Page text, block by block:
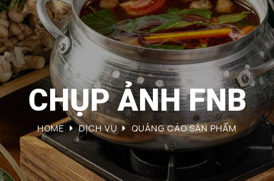
CHỤP ẢNH FNB
HOME DỊCH VỤ QUẢNG CÁO SẢN PHẨM